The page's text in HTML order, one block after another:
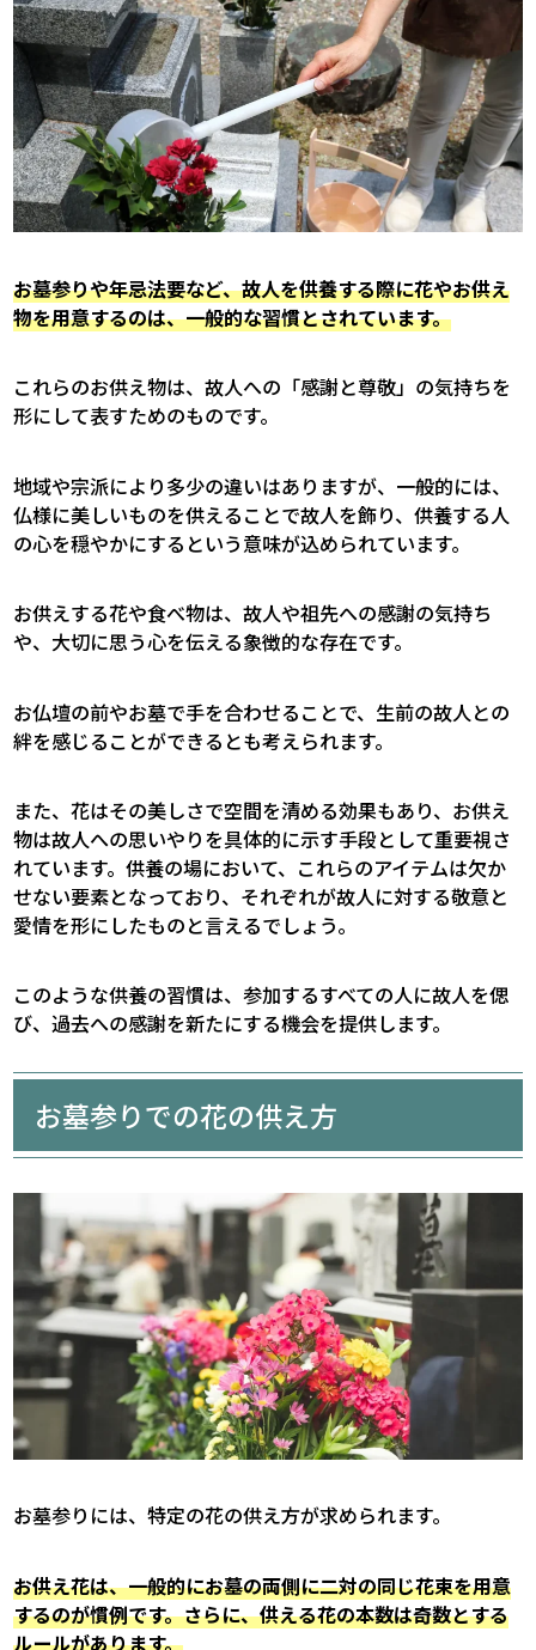
お墓参りや年忌法要など、故人を供養する際に花やお供え
物を用意するのは、一般的な習慣とされています。
これらのお供え物は、故人への「感謝と尊敬」の気持ちを
形にして表すためのものです。
地域や宗派により多少の違いはありますが、一般的には、
仏様に美しいものを供えることで故人を飾り、供養する人
の心を穏やかにするという意味が込められています。
お供えする花や食べ物は、故人や祖先への感謝の気持ち
や、大切に思う心を伝える象徴的な存在です。
お仏壇の前やお墓で手を合わせることで、生前の故人との
絆を感じることができるとも考えられます。
また、花はその美しさで空間を清める効果もあり、お供え
物は故人への思いやりを具体的に示す手段として重要視さ
れています。供養の場において、これらのアイテムは欠か
せない要素となっており、それぞれが故人に対する敬意と
愛情を形にしたものと言えるでしょう。
このような供養の習慣は、参加するすべての人に故人を偲
び、過去への感謝を新たにする機会を提供します。
お墓参りでの花の供え方
お墓参りには、特定の花の供え方が求められます。
お供え花は、一般的にお墓の両側に二対の同じ花束を用意
するのが慣例です。さらに、供える花の本数は奇数とする
ルールがあります。